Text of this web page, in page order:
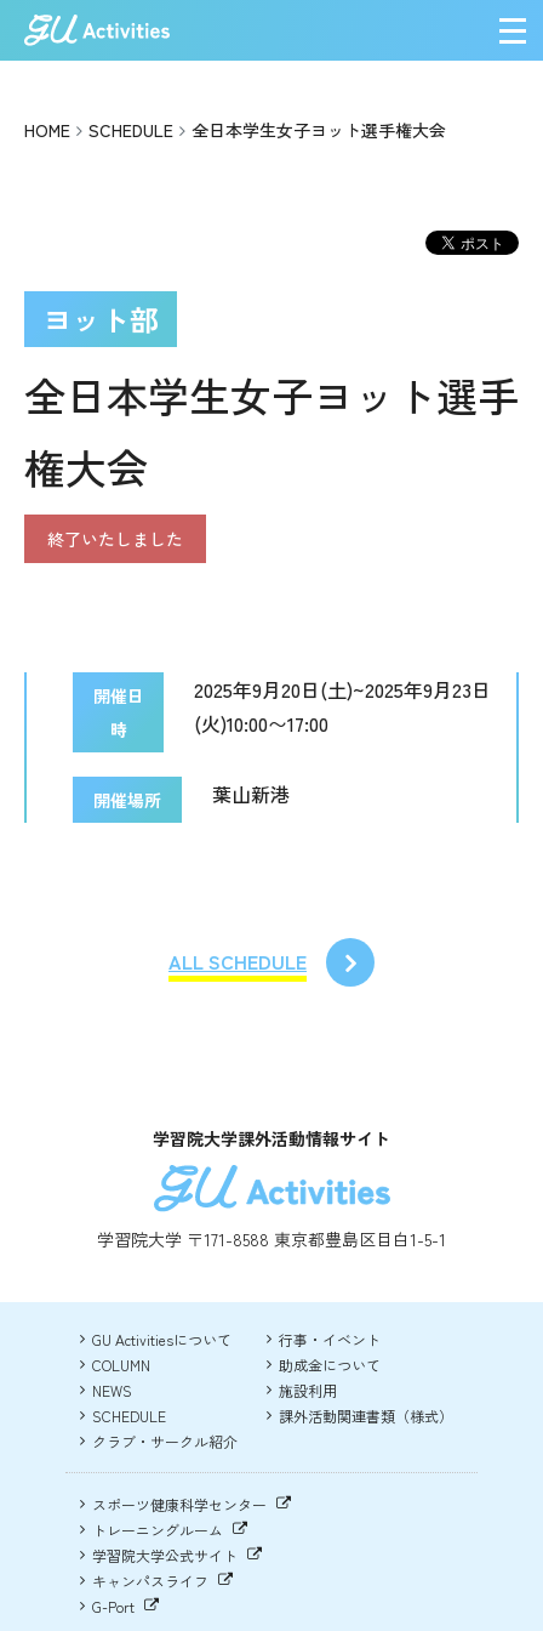
メ
HOME SCHEDULE 全日本学生女子ヨット選手権大会
ヨット部
全日本学生女子ヨット選手
権大会
終了いたしました
開催日
時
2025年9月20日(土)~2025年9月23日
(火)10:00〜17:00
開催場所 葉山新港
ALL SCHEDULE
学習院大学課外活動情報サイト
学習院大学 〒171-8588 東京都豊島区目白1-5-1
GU Activitiesについて
COLUMN
NEWS
SCHEDULE
クラブ・サークル紹介
行事・イベント
助成金について
施設利用
課外活動関連書類（様式）
スポーツ健康科学センター
トレーニングルーム
学習院大学公式サイト
キャンパスライフ
G-Port